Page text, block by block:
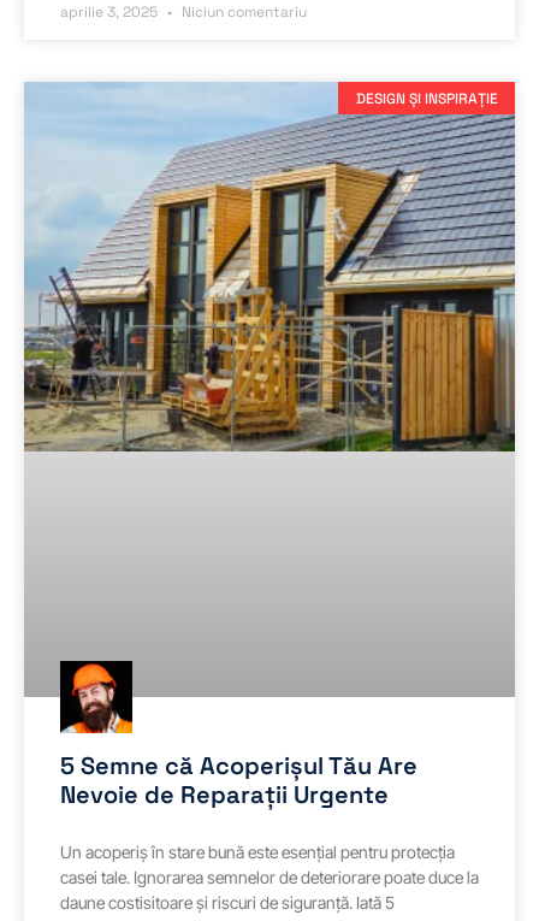
aprilie 3, 2025 Niciun comentariu
DESIGN ȘI INSPIRAȚIE
5 Semne că Acoperișul Tău Are
Nevoie de Reparații Urgente
Un acoperiș în stare bună este esențial pentru protecția
casei tale. Ignorarea semnelor de deteriorare poate duce la
daune costisitoare și riscuri de siguranță. Iată 5